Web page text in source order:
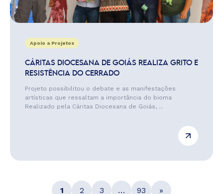
Apoio a Projetos
CÁRITAS DIOCESANA DE GOIÁS REALIZA GRITO E
RESISTÊNCIA DO CERRADO
Projeto possibilitou o debate e as manifestações
artísticas que ressaltam a importância do bioma
Realizado pela Cáritas Diocesana de Goiás, ...
1 2 3 … 93 »